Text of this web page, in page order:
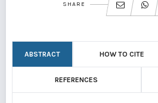
SHARE
ABSTRACT HOW TO CITE
REFERENCES